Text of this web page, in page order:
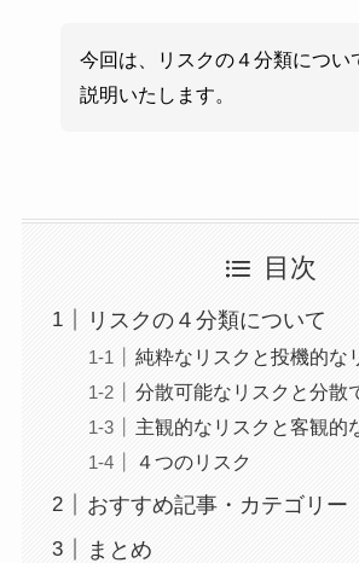
今回は、リスクの４分類につい
説明いたします。
目次
リスクの４分類について
純粋なリスクと投機的な
分散可能なリスクと分散
主観的なリスクと客観的
４つのリスク
おすすめ記事・カテゴリー
まとめ